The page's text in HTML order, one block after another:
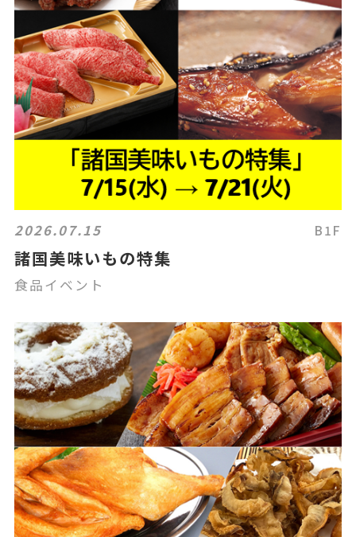
2026.07.15 B1F
諸国美味いもの特集
食品イベント